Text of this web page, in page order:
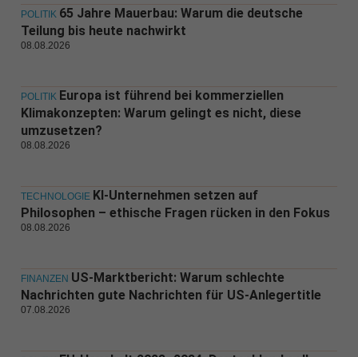
POLITIK 65 Jahre Mauerbau: Warum die deutsche
Teilung bis heute nachwirkt
08.08.2026
POLITIK Europa ist führend bei kommerziellen
Klimakonzepten: Warum gelingt es nicht, diese
umzusetzen?
08.08.2026
TECHNOLOGIE KI-Unternehmen setzen auf
Philosophen – ethische Fragen rücken in den Fokus
08.08.2026
FINANZEN US-Marktbericht: Warum schlechte
Nachrichten gute Nachrichten für US-Anlegertitle
07.08.2026